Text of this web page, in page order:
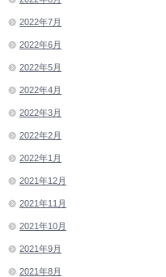
2022年7月
2022年6月
2022年5月
2022年4月
2022年3月
2022年2月
2022年1月
2021年12月
2021年11月
2021年10月
2021年9月
2021年8月